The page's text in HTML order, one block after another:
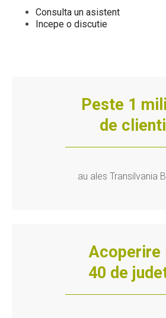
Consulta un asistent
Incepe o discutie
Peste 1
de clienti
au ales Transilvania
Acoperire
40 de